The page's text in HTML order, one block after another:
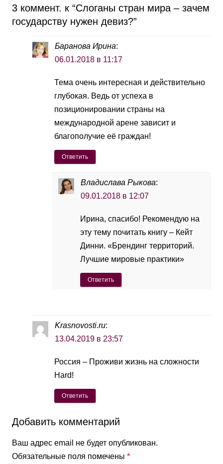
3 коммент. к “Слоганы стран мира – зачем
государству нужен девиз?”
Баранова Ирина:
06.01.2018 в 11:17
Тема очень интересная и действительно
глубокая. Ведь от успеха в
позиционировании страны на
международной арене зависит и
благополучие её граждан!
Ответить
Владислава Рыкова:
09.01.2018 в 12:07
Ирина, спасибо! Рекомендую на
эту тему почитать книгу – Кейт
Динни. «Брендинг территорий.
Лучшие мировые практики»
Ответить
Krasnovosti.ru:
13.04.2019 в 23:57
Россия – Проживи жизнь на сложности
Hard!
Ответить
Добавить комментарий
Ваш адрес email не будет опубликован.
Обязательные поля помечены*